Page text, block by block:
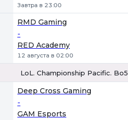
Завтра в 23:00
RMD Gaming
-
RED Academy
12 августа в 02:00
LoL. Championship Pacific. Bo5
Deep Cross Gaming
-
GAM Esports